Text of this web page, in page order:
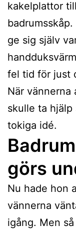
kakelplattor
ge sig själv
fel tid för just
När vännerna
skulle ta hjälp
tokiga idé.
görs
Nu hade hon
vännerna
igång. Men